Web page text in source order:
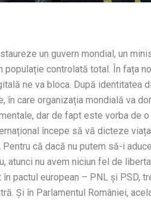
un guvern mondial, un
populație controlată total. În fața
ne va bloca. După identitatea
în care organizația mondială va
dar de fapt este vorba de
începe să vă dicteze
Pentru că dacă nu putem să-i
atunci nu avem niciun fel de
în pactul european – PNL și PSD,
Și în Parlamentul României,